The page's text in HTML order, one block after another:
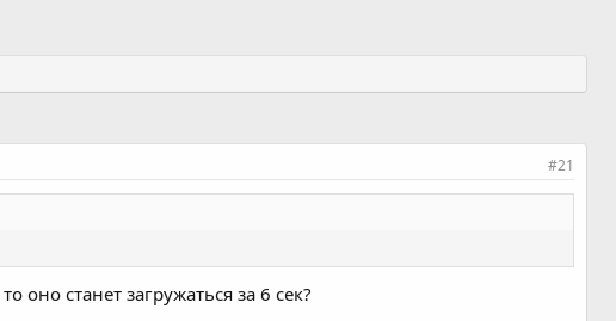
#21
оно станет загружаться за 6 сек?